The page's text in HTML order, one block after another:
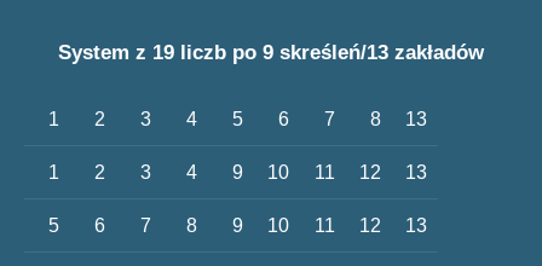
System z 19 liczb po 9 skreśleń/13 zakładów
1 2 3 4 5 6 7 8 13
1 2 3 4 9 10 11 12 13
5 6 7 8 9 10 11 12 13